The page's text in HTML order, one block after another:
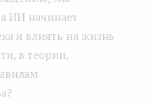
ИИ начинает
и влиять на жизнь
в теории,